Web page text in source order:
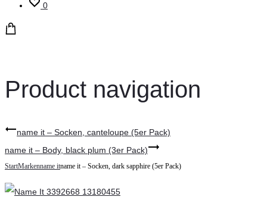
0
Product navigation
name it – Socken, canteloupe (5er Pack)
name it – Body, black plum (3er Pack)
StartMarkenname itname it – Socken, dark sapphire (5er Pack)